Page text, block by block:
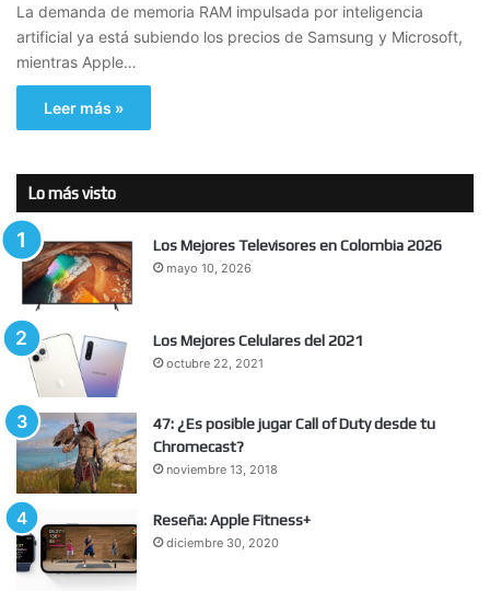
La demanda de memoria RAM impulsada por inteligencia
artificial ya está subiendo los precios de Samsung y Microsoft,
mientras Apple…
Leer más »
Lo más visto
Los Mejores Televisores en Colombia 2026
mayo 10, 2026
Los Mejores Celulares del 2021
octubre 22, 2021
47: ¿Es posible jugar Call of Duty desde tu
Chromecast?
noviembre 13, 2018
Reseña: Apple Fitness+
diciembre 30, 2020